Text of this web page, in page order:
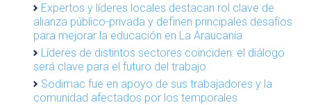
Expertos y líderes locales destacan rol clave de
alianza público-privada y definen principales desafíos
para mejorar la educación en La Araucanía
Líderes de distintos sectores coinciden: el diálogo
será clave para el futuro del trabajo
Sodimac fue en apoyo de sus trabajadores y la
comunidad afectados por los temporales